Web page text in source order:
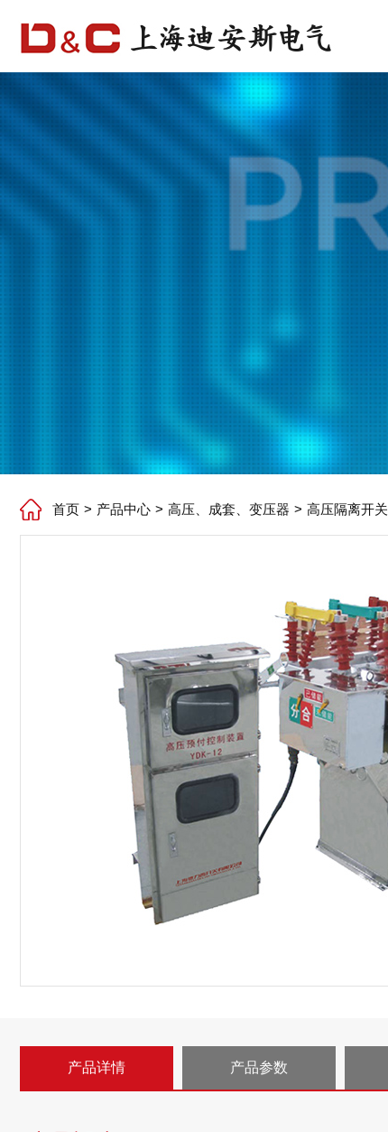
首页 > 产品中心 > 高压、成套、变压器 > 高压隔离开关
产品详情 产品参数